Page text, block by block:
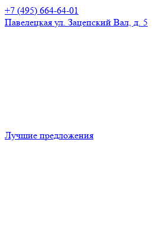
+7 (495) 664-64-01
Павелецкая ул. Зацепский Вал, д. 5
Лучшие предложения